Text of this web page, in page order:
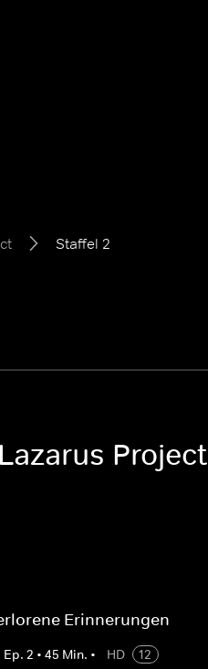
Staffel 2
Project
Erinnerungen
Ep.2 •45 Min. • HD
12